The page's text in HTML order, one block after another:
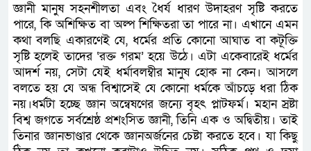
জ্ঞানী মানুষ সহনশীলতা এবং ধৈর্য ধারণ উদাহরণ সৃষ্টি করতে
পারে, কি অশিক্ষিত বা অল্প শিক্ষিতরা তা পারে না। এখানে এমন
কথা বলছি একারণেই যে, ধর্মের প্রতি কোনো আঘাত বা কটূক্তি
সৃষ্টি হলেই তাদের ‘রক্ত গরম’ হয়ে উঠে। এটা একেবারেই ধর্মের
আদর্শ নয়, সেটা যেই ধর্মাবলম্বীর মানুষ হোক না কেন। আসলে
বলতে হয় যে অন্ধ বিশ্বাসেই যে কোনো ধর্মকে আঁচড়ে ধরা ঠিক
নয়।ধর্মটা হচ্ছে জ্ঞান অন্বেষণের জন্যে বৃহৎ প্লাটফর্ম। মহান স্রষ্টা
বিশ্ব জগতে সর্বশ্রেষ্ঠ প্রশংসিত জ্ঞানী, তিনি এক ও অদ্বিতীয়। তাই
তিনার জ্ঞানভাণ্ডার থেকে জ্ঞানঅর্জনের চেষ্টা করতে হবে। যা কিছু